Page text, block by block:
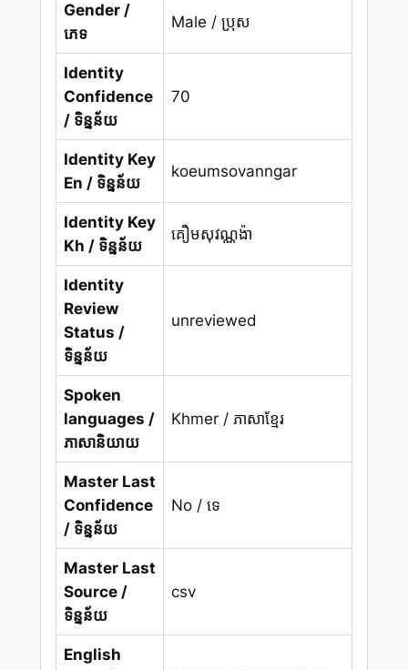
Gender /
ភេទ
Male / ប្រុស
Identity
Confidence
/ ទិន្នន័យ
70
Identity Key
En / ទិន្នន័យ
koeumsovanngar
Identity Key
Kh / ទិន្នន័យ
គឿមសុវណ្ណង៉ា
Identity
Review
Status /
ទិន្នន័យ
unreviewed
Spoken
languages /
ភាសានិយាយ
Khmer / ភាសាខ្មែរ
Master Last
Confidence
/ ទិន្នន័យ
No / ទេ
Master Last
Source /
ទិន្នន័យ
csv
English